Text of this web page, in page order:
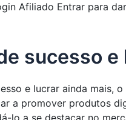
Afiliado Entrar para
sucesso e
e lucrar ainda
a promover produtos
lo a se destacar no